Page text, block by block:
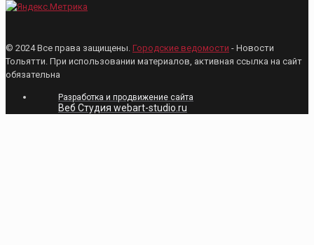
© 2024 Все права защищены. Городские ведомости - Новости
Тольятти. При использовании материалов, активная ссылка на сайт
обязательна
Разработка и продвижение сайта
Веб Студия webart-studio.ru